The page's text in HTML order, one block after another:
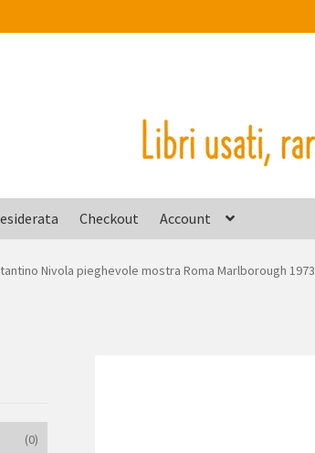
Checkout Account
Nivola pieghevole mostra Roma Marlborough 1973
(0)